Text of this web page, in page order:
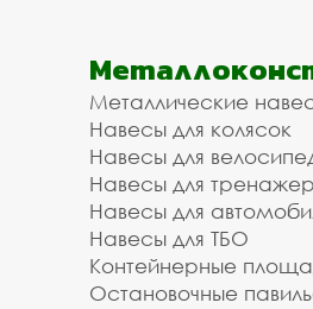
Металлические
Навесы для колясок
Навесы для
Навесы для
Навесы для
Навесы для ТБО
Контейнерные
Остановочные